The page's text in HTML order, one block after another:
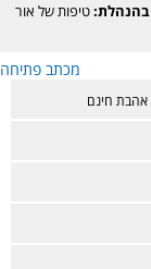
בהנהלת:טיפות של אור
מכתב פתיחה
אהבת חינם